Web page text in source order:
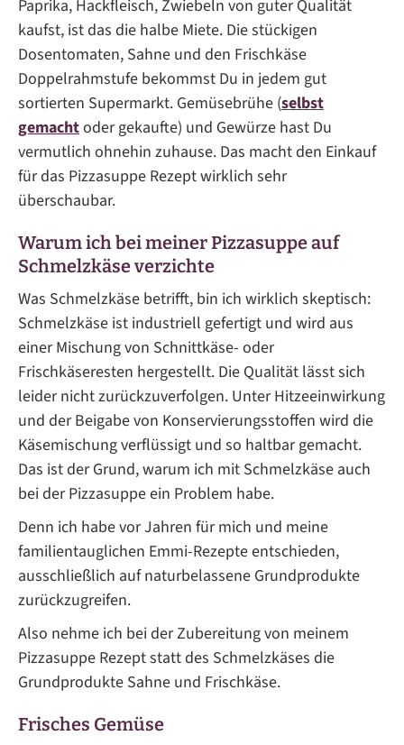
Paprika, Hackfleisch, Zwiebeln von guter Qualität
kaufst, ist das die halbe Miete. Die stückigen
Dosentomaten, Sahne und den Frischkäse
Doppelrahmstufe bekommst Du in jedem gut
sortierten Supermarkt. Gemüsebrühe (selbst
gemachtoder gekaufte) und Gewürze hast Du
vermutlich ohnehin zuhause. Das macht den Einkauf
für das Pizzasuppe Rezept wirklich sehr
überschaubar.
Warum ich bei meiner Pizzasuppe auf
Schmelzkäse verzichte
Was Schmelzkäse betrifft, bin ich wirklich skeptisch:
Schmelzkäse ist industriell gefertigt und wird aus
einer Mischung von Schnittkäse- oder
Frischkäseresten hergestellt. Die Qualität lässt sich
leider nicht zurückzuverfolgen. Unter Hitzeeinwirkung
und der Beigabe von Konservierungsstoffen wird die
Käsemischung verflüssigt und so haltbar gemacht.
Das ist der Grund, warum ich mit Schmelzkäse auch
bei der Pizzasuppe ein Problem habe.
Denn ich habe vor Jahren für mich und meine
familientauglichen Emmi-Rezepte entschieden,
ausschließlich auf naturbelassene Grundprodukte
zurückzugreifen.
Also nehme ich bei der Zubereitung von meinem
Pizzasuppe Rezept statt des Schmelzkäses die
Grundprodukte Sahne und Frischkäse.
Frisches Gemüse